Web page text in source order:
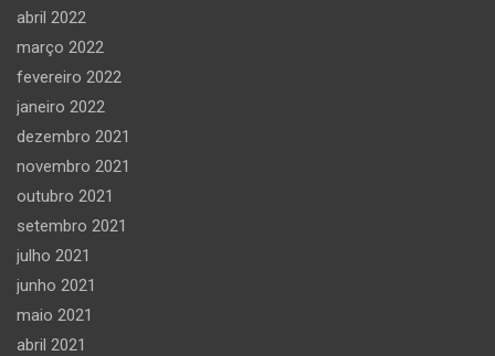
abril 2022
março 2022
fevereiro 2022
janeiro 2022
dezembro 2021
novembro 2021
outubro 2021
setembro 2021
julho 2021
junho 2021
maio 2021
abril 2021